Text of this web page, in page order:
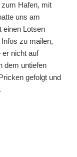
zum Hafen, mit
uns am
einen Lotsen
zu mailen,
er nicht auf
dem untiefen
gefolgt und